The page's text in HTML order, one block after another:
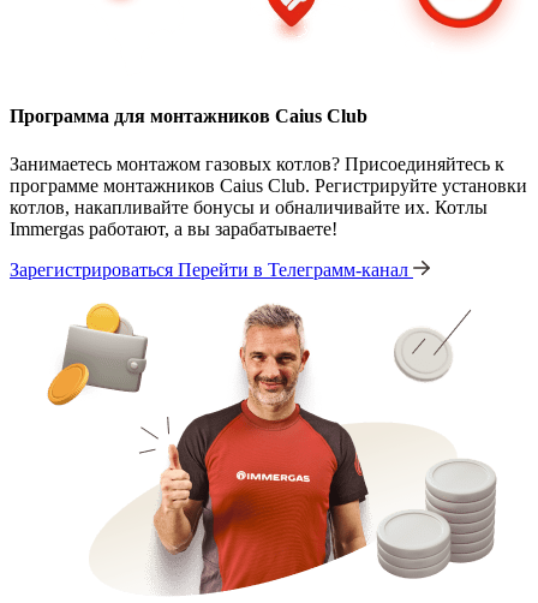
Программа для монтажников Caius Club
Занимаетесь монтажом газовых котлов? Присоединяйтесь к
программе монтажников Caius Club. Регистрируйте установки
котлов, накапливайте бонусы и обналичивайте их. Котлы
Immergas работают, а вы зарабатываете!
Зарегистрироваться Перейти в Телеграмм-канал